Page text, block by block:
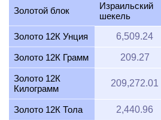
Золотой блок
Израильский
шекель
Золото 12К Унция
6,509.24
Золото 12К Грамм 209.27
Золото 12К
Килограмм
209,272.01
Золото 12К Тола 2,440.96